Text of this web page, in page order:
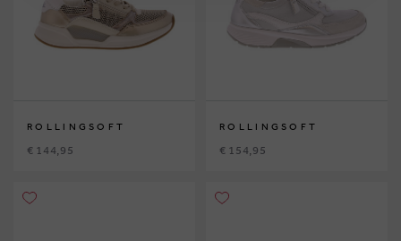
ROLLINGSOFT
€ 144,95
ROLLINGSOFT
€ 154,95